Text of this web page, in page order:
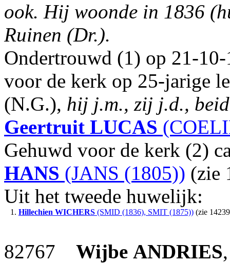
ook. Hij woonde in 1836
Ruinen (Dr.).
Ondertrouwd (1) op 21-
voor de kerk op 25-jarige
(N.G.), hij j.m., zij j.d.,
Geertruit LUCAS
Gehuwd voor de kerk (2)
HANS (JANS (1805)) (zie
Uit het tweede huwelijk:
1. Hillechien WICHERS (SMID (1836), SMIT (1875)) (zie
82767 Wijbe ANDRIES